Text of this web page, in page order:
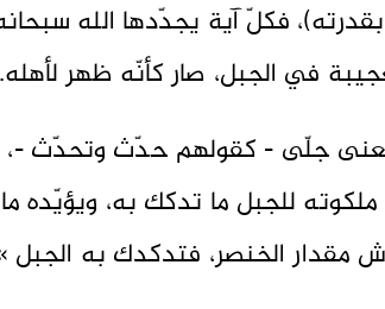
فكلّ آية يجدّدها الله
في الجبل، صار كأنّه ظهر لأهله.
جلّى - كقولهم حدّث وتحدّث -،
للجبل ما تدكك به، ويؤيّده
مقدار الخنصر، فتدكدك به الجبل